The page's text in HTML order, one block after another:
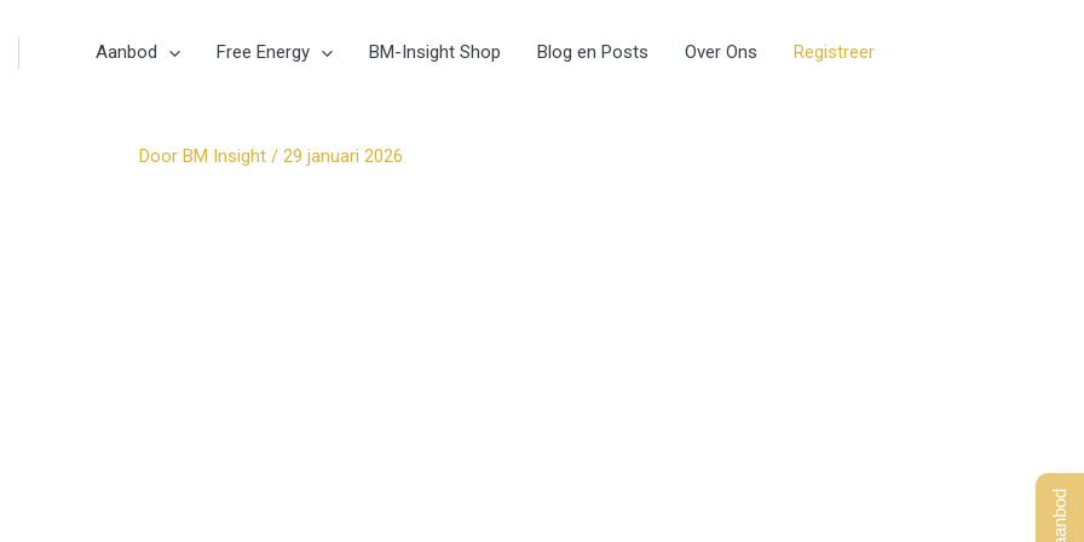
Aanbod Free Energy BM-Insight Shop Blog en Posts Over Ons Registreer
Door BM Insight / 29 januari 2026